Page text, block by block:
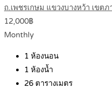
ถ.เพชรเกษม แขวงบางหว้า เขต
12,000฿
Monthly
1 ห้องนอน
1 ห้องน้ำ
26 ตารางเมตร